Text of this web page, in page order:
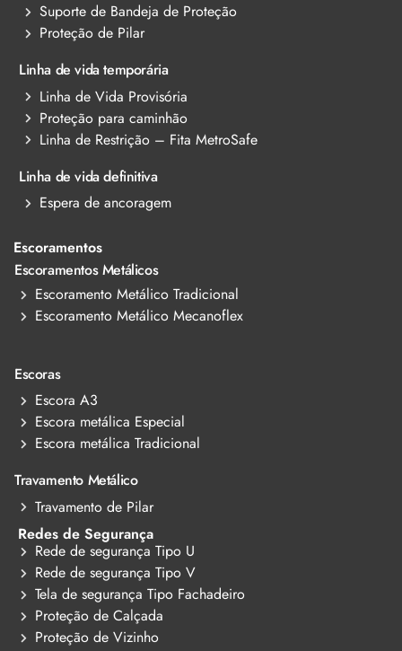
Suporte de Bandeja de Proteção
Proteção de Pilar
Linha de vida temporária
Linha de Vida Provisória
Proteção para caminhão
Linha de Restrição – Fita MetroSafe
Linha de vida definitiva
Espera de ancoragem
Escoramentos
Escoramentos Metálicos
Escoramento Metálico Tradicional
Escoramento Metálico Mecanoflex
Escoras
Escora A3
Escora metálica Especial
Escora metálica Tradicional
Travamento Metálico
Travamento de Pilar
Redes de Segurança
Rede de segurança Tipo U
Rede de segurança Tipo V
Tela de segurança Tipo Fachadeiro
Proteção de Calçada
Proteção de Vizinho